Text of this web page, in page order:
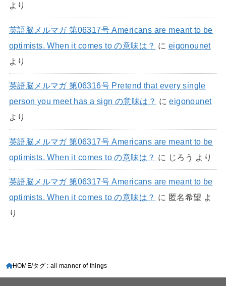
より
英語脳メルマガ 第06317号 Americans are meant to be
optimists. When it comes to の意味は？ に eigonounet
より
英語脳メルマガ 第06316号 Pretend that every single
person you meet has a sign の意味は？ にeigonounet
より
英語脳メルマガ 第06317号 Americans are meant to be
optimists. When it comes to の意味は？ に じろう より
英語脳メルマガ 第06317号 Americans are meant to be
optimists. When it comes to の意味は？ に 匿名希望 よ
り
HOME タグ : all manner of things